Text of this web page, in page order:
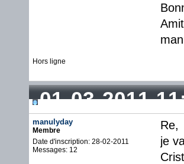
Hors ligne
01-03-2011
manulyday
Membre
Date d'inscription: 28-02-2011
Messages: 12
Re,
je